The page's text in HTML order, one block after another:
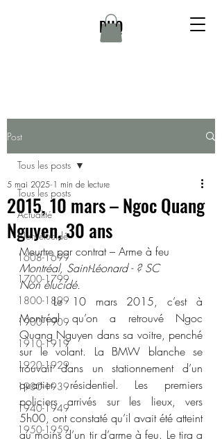
DHQ
Post
Tous les posts
Actualité
Non élucidé
1608-1699
1700-1799
1800-1899
1900-1909
1910-1919
1920-1929
1930-1939
1940-1949
1950-1959
Tous les posts
2015, 10 mars – Ngoc Quang
Nguyen, 30 ans
5 mai 2025 1 min de lecture
Meurtre par contrat – Arme à feu
Montréal, Saint-Léonard - ? SC
Non élucidé.
	Le 10 mars 2015, c’est à
Montréal qu’on a retrouvé Ngoc
Quang Nguyen dans sa voitre, penché
sur le volant. La BMW blanche se
trouvait dans un stationnement d’un
quartier résidentiel. Les premiers
policiers arrivés sur les lieux, vers
5h00, ont constaté qu’il avait été atteint
au moins d’un tir d’arme à feu. Le tira a